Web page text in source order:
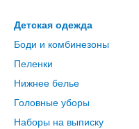
Детская одежда
Боди и комбинезоны
Пеленки
Нижнее белье
Головные уборы
Наборы на выписку